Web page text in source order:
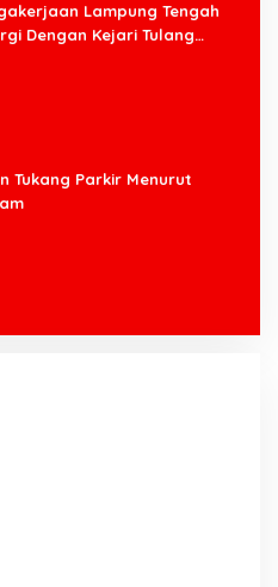
Lampung Tengah
Dengan Kejari Tulang
Tukang Parkir Menurut